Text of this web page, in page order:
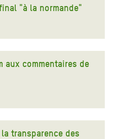
"à la normande"
aux commentaires de
transparence des